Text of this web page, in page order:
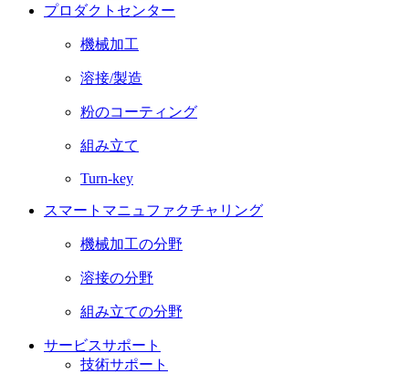
プロダクトセンター
機械加工
溶接/製造
粉のコーティング
組み立て
Turn-key
スマートマニュファクチャリング
機械加工の分野
溶接の分野
組み立ての分野
サービスサポート
技術サポート